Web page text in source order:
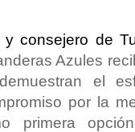
consejero de
Azules
el
por la
primera